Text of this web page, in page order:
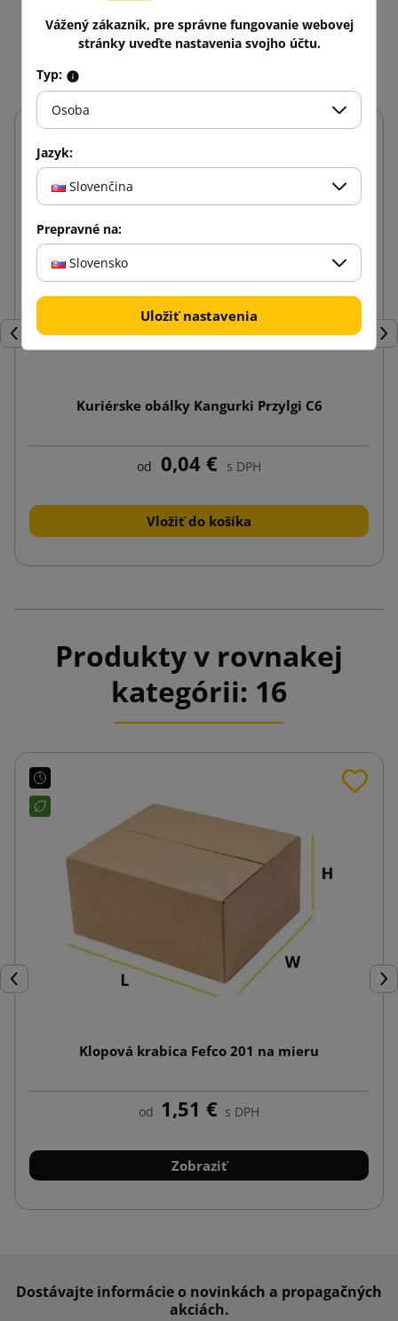
Mohlo by vás zaujať aj
Späť
Kuriérske obálky Kangurki Przylgi C6
od 0,04 € s DPH
Vložiť do košíka
Produkty v rovnakej
kategórii: 16
Späť
Klopová krabica Fefco 201 na mieru
od 1,51 € s DPH
Zobraziť
Dostávajte informácie o novinkách a propagačných
akciách.
Vážený zákazník, pre správne fungovanie webovej
stránky uveďte nastavenia svojho účtu.
Typ:
Osoba
Jazyk:
Slovenčina
Prepravné na:
Slovensko
Uložiť nastavenia